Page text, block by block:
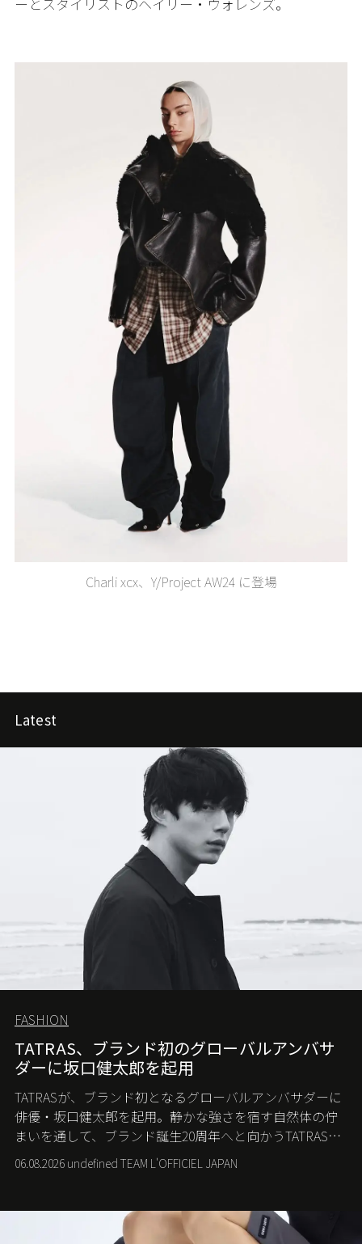
Charli xcx、Y/Project AW24 に登場
Latest
FASHION
TATRAS、ブランド初のグローバルアンバサ
ダーに坂口健太郎を起用
TATRASが、ブランド初となるグローバルアンバサダーに
俳優・坂口健太郎を起用。静かな強さを宿す自然体の佇
まいを通して、ブランド誕生20周年へと向かうTATRASの
新たなストーリーを発信する。
06.08.2026 undefined TEAM L'OFFICIEL JAPAN